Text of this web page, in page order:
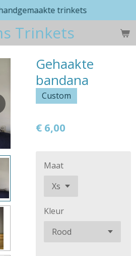
Trinkets
trinkets
Gehaakte
bandana
Custom
€ 6,00
Maat
Kleur